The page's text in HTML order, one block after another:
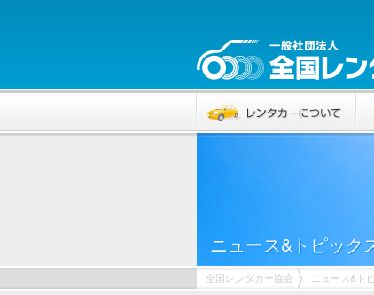
ニュース&トピック
全国レンタカー協会 ニュース&ト